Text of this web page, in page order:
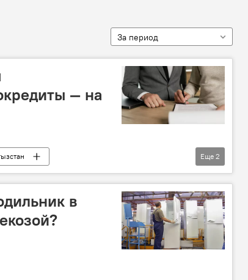
За период
— на
Еще 2
в